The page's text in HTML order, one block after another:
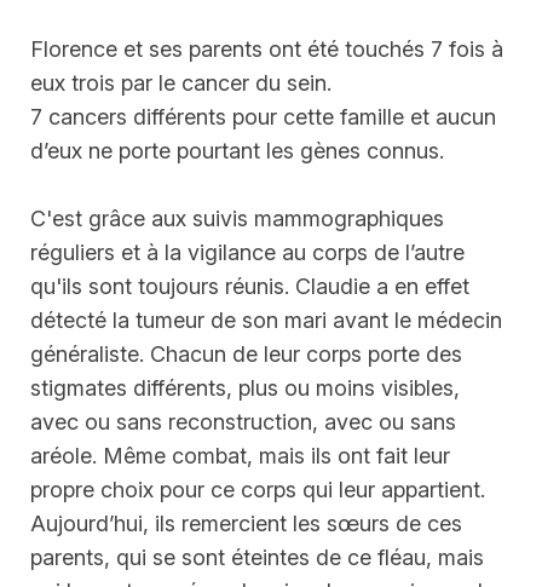
Florence et ses parents ont été touchés 7 fois à
eux trois par le cancer du sein.
7 cancers différents pour cette famille et aucun
d’eux ne porte pourtant les gènes connus.
C'est grâce aux suivis mammographiques
réguliers et à la vigilance au corps de l’autre
qu'ils sont toujours réunis. Claudie a en effet
détecté la tumeur de son mari avant le médecin
généraliste. Chacun de leur corps porte des
stigmates différents, plus ou moins visibles,
avec ou sans reconstruction, avec ou sans
aréole. Même combat, mais ils ont fait leur
propre choix pour ce corps qui leur appartient.
Aujourd’hui, ils remercient les sœurs de ces
parents, qui se sont éteintes de ce fléau, mais